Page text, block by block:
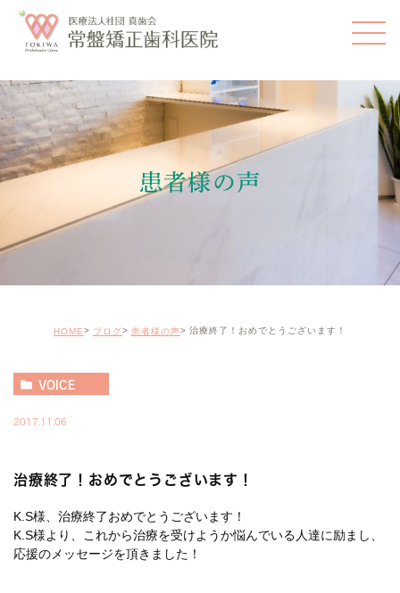
患者様の声
HOME ブログ 患者様の声 治療終了！おめでとうございます！
VOICE
2017.11.06
治療終了！おめでとうございます！
K.S様、治療終了おめでとうございます！
K.S様より、これから治療を受けようか悩んでいる人達に励まし、
応援のメッセージを頂きました！